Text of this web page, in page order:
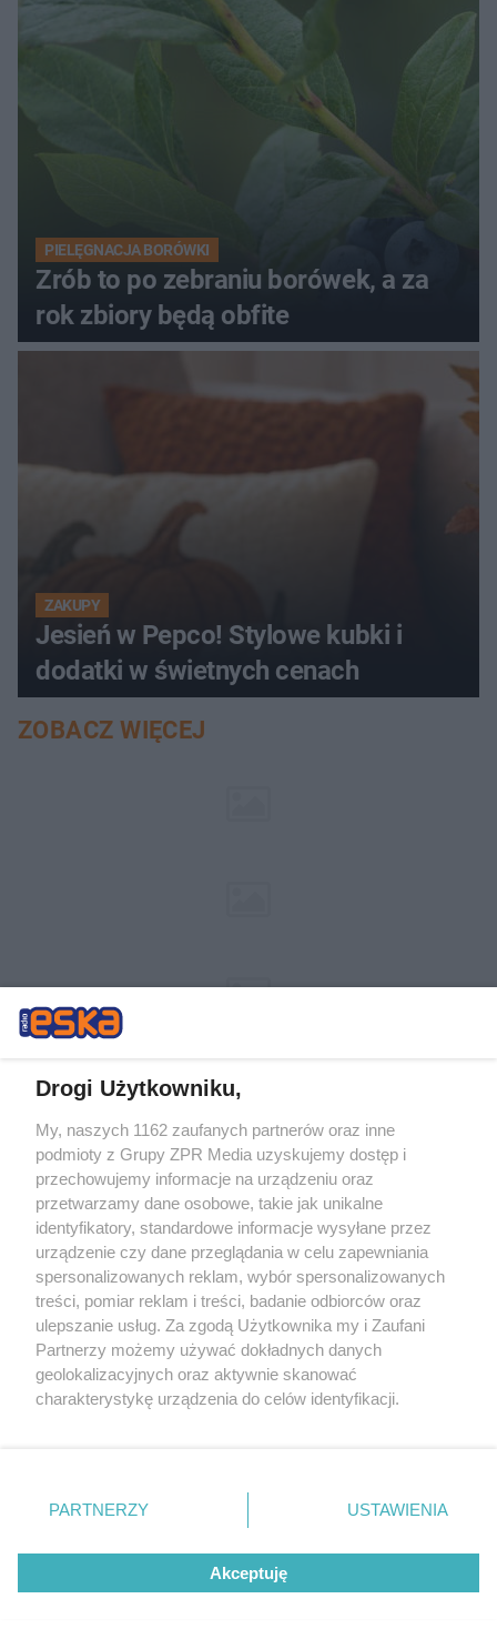
PIELĘGNACJA BORÓWKI
Zrób to po zebraniu borówek, a za
rok zbiory będą obfite
ZAKUPY
Jesień w Pepco! Stylowe kubki i
dodatki w świetnych cenach
ZOBACZ WIĘCEJ
Żaden utwór zamieszczony w serwisie nie może być powielany i
rozpowszechniany lub dalej rozpowszechniany w jakikolwiek sposób (w
tym także elektroniczny lub mechaniczny) na jakimkolwiek polu
Drogi Użytkowniku,
My, naszych 1162 zaufanych partnerów oraz inne
podmioty z Grupy ZPR Media uzyskujemy dostęp i
przechowujemy informacje na urządzeniu oraz
przetwarzamy dane osobowe, takie jak unikalne
identyfikatory, standardowe informacje wysyłane przez
urządzenie czy dane przeglądania w celu zapewniania
spersonalizowanych reklam, wybór spersonalizowanych
treści, pomiar reklam i treści, badanie odbiorców oraz
ulepszanie usług. Za zgodą Użytkownika my i Zaufani
Partnerzy możemy używać dokładnych danych
geolokalizacyjnych oraz aktywnie skanować
charakterystykę urządzenia do celów identyfikacji.
zmienić/wycofać klikając przycisk ustawień prywatności
znajdujący się w lewym dolnym rogu strony
rodzaje przetwarzania danych nie wymagają zgody
użytkownika, ale masz prawo sprzeciwić się takiemu
przetwarzaniu. Preferencje będą miały zastosowanie tylko
PARTNERZY USTAWIENIA
Akceptuję